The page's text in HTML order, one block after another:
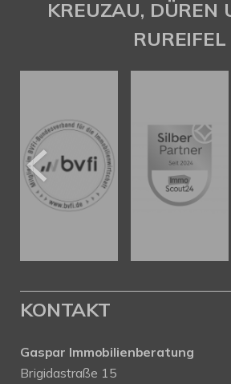
KREUZAU, DÜREN
RUREIFEL
KONTAKT
Gaspar Immobilienberatung
Brigidastraße 15